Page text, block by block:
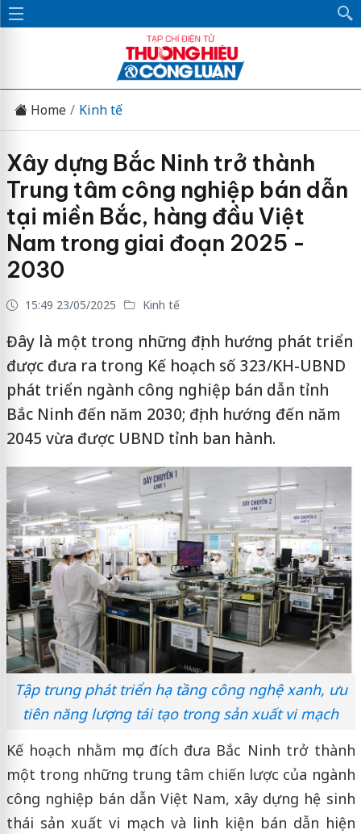
Home Kinh tế
Xây dựng Bắc Ninh trở thành
Trung tâm công nghiệp bán dẫn
tại miền Bắc, hàng đầu Việt
Nam trong giai đoạn 2025 -
2030
15:49 23/05/2025 Kinh tế
Đây là một trong những định hướng phát triển
được đưa ra trong Kế hoạch số 323/KH-UBND
phát triển ngành công nghiệp bán dẫn tỉnh
Bắc Ninh đến năm 2030; định hướng đến năm
2045 vừa được UBND tỉnh ban hành.
Tập trung phát triển hạ tầng công nghệ xanh, ưu
tiên năng lượng tái tạo trong sản xuất vi mạch
Kế hoạch nhằm mục đích đưa Bắc Ninh trở thành
một trong những trung tâm chiến lược của ngành
công nghiệp bán dẫn Việt Nam, xây dựng hệ sinh
thái sản xuất vi mạch và linh kiện bán dẫn hiện